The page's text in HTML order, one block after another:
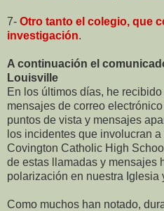
7- Otro tanto el colegio, que
investigación.
A continuación el
Louisville
En los últimos días, he
mensajes de correo
puntos de vista y mensajes
los incidentes que involucran
Covington Catholic High
de estas llamadas y mensajes
polarización en nuestra Iglesia
Como muchos han notado,